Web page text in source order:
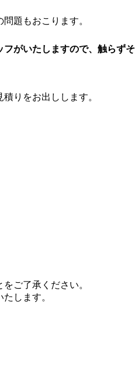
問題もおこります。
がいたしますので、触らずそ
りをお出しします。
ご了承ください。
します。